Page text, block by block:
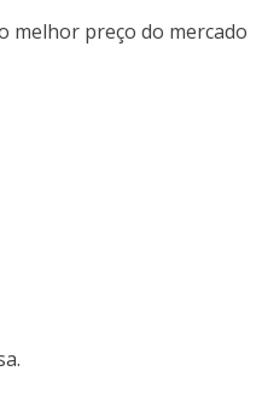
melhor preço do mercado